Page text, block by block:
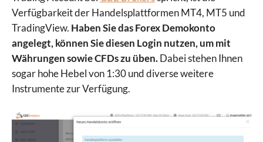
Verfügbarkeit der Handelsplattformen MT4, MT5 und
TradingView. Haben Sie das Forex Demokonto
angelegt, können Sie diesen Login nutzen, um mit
Währungen sowie CFDs zu üben.Dabei stehen Ihnen
sogar hohe Hebel von 1:30 und diverse weitere
Instrumente zur Verfügung.